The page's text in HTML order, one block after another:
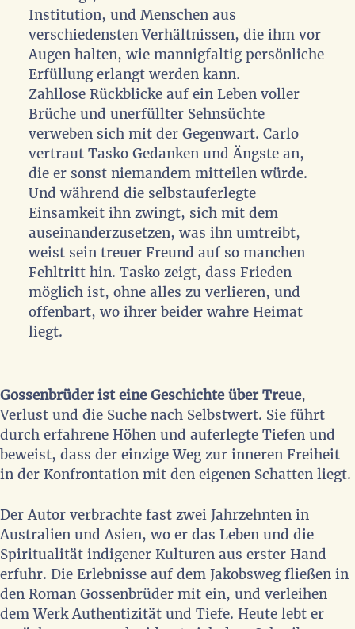
Institution, und Menschen aus
verschiedensten Verhältnissen, die ihm vor
Augen halten, wie mannigfaltig persönliche
Erfüllung erlangt werden kann.
Zahllose Rückblicke auf ein Leben voller
Brüche und unerfüllter Sehnsüchte
verweben sich mit der Gegenwart. Carlo
vertraut Tasko Gedanken und Ängste an,
die er sonst niemandem mitteilen würde.
Und während die selbstauferlegte
Einsamkeit ihn zwingt, sich mit dem
auseinanderzusetzen, was ihn umtreibt,
weist sein treuer Freund auf so manchen
Fehltritt hin. Tasko zeigt, dass Frieden
möglich ist, ohne alles zu verlieren, und
offenbart, wo ihrer beider wahre Heimat
liegt.
Gossenbrüder ist eine Geschichte über Treue,
Verlust und die Suche nach Selbstwert. Sie führt
durch erfahrene Höhen und auferlegte Tiefen und
beweist, dass der einzige Weg zur inneren Freiheit
in der Konfrontation mit den eigenen Schatten liegt.
Der Autor verbrachte fast zwei Jahrzehnten in
Australien und Asien, wo er das Leben und die
Spiritualität indigener Kulturen aus erster Hand
erfuhr. Die Erlebnisse auf dem Jakobsweg fließen in
den Roman Gossenbrüder mit ein, und verleihen
dem Werk Authentizität und Tiefe. Heute lebt er